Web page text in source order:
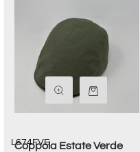
L674FVE
Coppola Estate Verde